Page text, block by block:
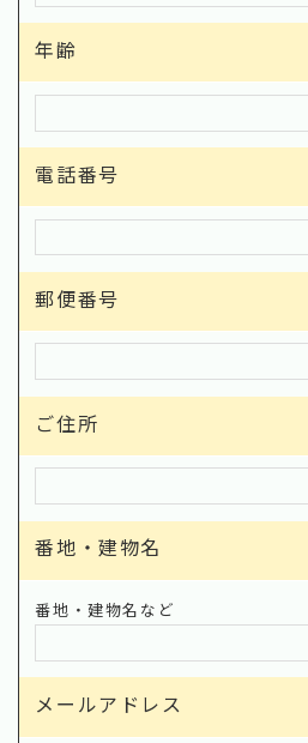
年齢
電話番号
郵便番号
ご住所
番地・建物名
番地・建物名など
メールアドレス